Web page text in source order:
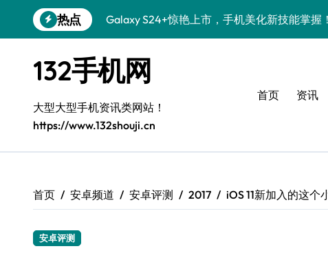
到
热点
Galaxy S24+惊艳上市，手机美化新技能掌握！
Galaxy A56 5G登场，时尚旗舰新选择！
三星Galaxy S26发布：个性美化技巧全解析
Galaxy S25美颜秘籍：个性定制炫酷玩法
Galaxy C55 5G登场，演绎三星美学新巅峰
Galaxy Z Flip6：折叠新潮，魅力无限
132手机网
大型大型手机资讯类网站！
https://www.132shouji.cn
首页 资讯
首页 安卓频道 安卓评测 2017 iOS 11新加入的这个
安卓评测